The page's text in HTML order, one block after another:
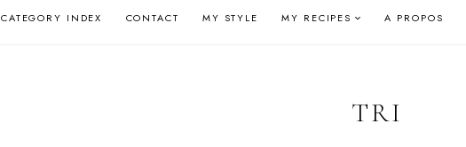
CATEGORY INDEX CONTACT MY STYLE MY RECIPES A PROPOS
TRI